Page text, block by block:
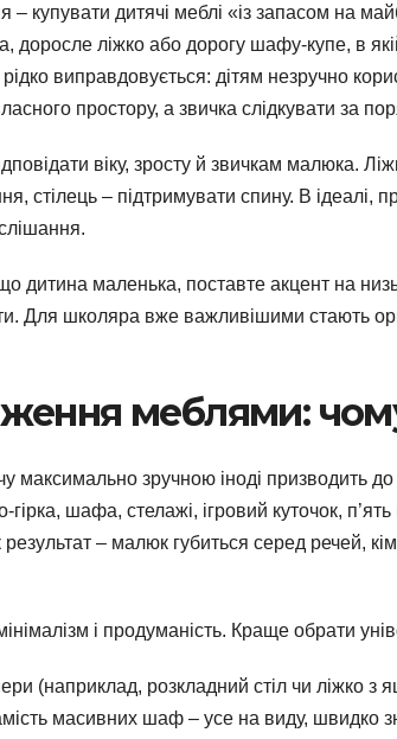
– купувати дитячі меблі «із запасом на
доросле ліжко або дорогу шафу-купе, в
рідко виправдовується: дітям незручно
простору, а звичка слідкувати за
віку, зросту й звичкам малюка.
стілець – підтримувати спину. В ідеалі,
дитина маленька, поставте акцент на
Для школяра вже важливішими стають
меблями:
максимально зручною іноді призводить до
шафа, стелажі, ігровий куточок,
результат – малюк губиться серед речей,
і продуманість. Краще обрати
(наприклад, розкладний стіл чи ліжко з
масивних шаф – усе на виду, швидко